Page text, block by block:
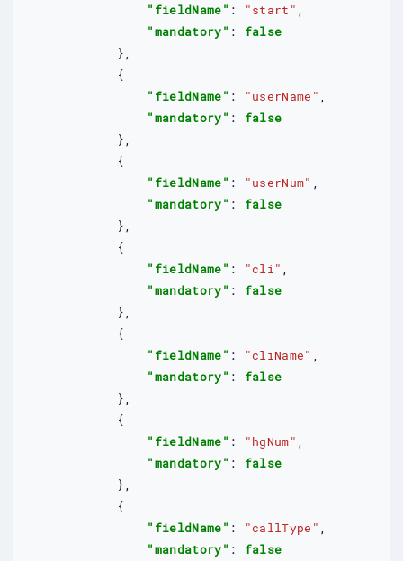
"fieldName" : "start" ,
"mandatory" : false
            },
            {
"fieldName" : "userName" ,
"mandatory" : false
            },
            {
"fieldName" : "userNum" ,
"mandatory" : false
            },
            {
"fieldName" : "cli" ,
"mandatory" : false
            },
            {
"fieldName" : "cliName" ,
"mandatory" : false
            },
            {
"fieldName" : "hgNum" ,
"mandatory" : false
            },
            {
"fieldName" : "callType" ,
"mandatory" : false